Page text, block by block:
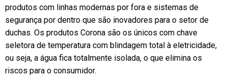
produtos com linhas modernas por fora e sistemas de
segurança por dentro que são inovadores para o setor de
duchas. Os produtos Corona são os únicos com chave
seletora de temperatura com blindagem total à eletricidade,
ou seja, a água fica totalmente isolada, o que elimina os
riscos para o consumidor.